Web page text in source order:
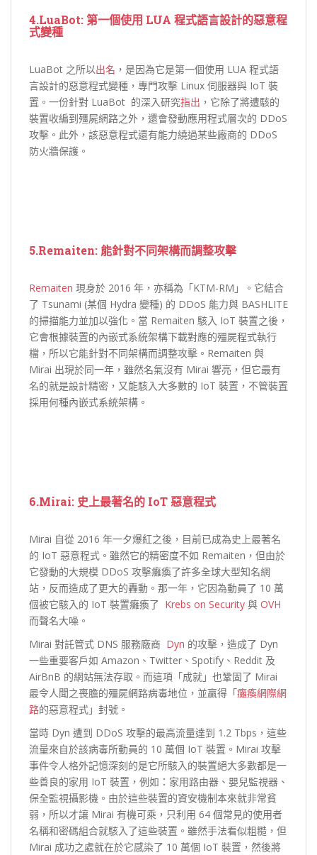
4.LuaBot: 第一個使用 LUA 程式語言設計的惡意程
式變種
LuaBot 之所以出名 ，是因為它是第一個使用 LUA 程式語
言設計的惡意程式變種，專門攻擊 Linux 伺服器與 IoT 裝
置。一份針對 LuaBot 的深入研究指出 ，它除了將遭駭的
裝置收編到殭屍網路之外，還會發動應用程式層次的 DDoS
攻擊。此外，該惡意程式還有能力繞過某些廠商的 DDoS
防火牆保護。
5.Remaiten: 能針對不同架構而調整攻擊
Remaiten 現身於 2016 年，亦稱為「KTM-RM」。它結合
了 Tsunami (某個 Hydra 變種) 的 DDoS 能力與 BASHLITE
的掃描能力並加以強化。當 Remaiten 駭入 IoT 裝置之後，
它會根據裝置的內嵌式系統架構下載對應的殭屍程式執行
檔，所以它能針對不同架構而調整攻擊。Remaiten 與
Mirai 出現於同一年，雖然名氣沒有 Mirai 響亮，但它最有
名的就是設計精密，又能駭入大多數的 IoT 裝置，不管裝置
採用何種內嵌式系統架構。
6.Mirai: 史上最著名的 IoT 惡意程式
Mirai 自從 2016 年一夕爆紅之後，目前已成為史上最著名
的 IoT 惡意程式。雖然它的精密度不如 Remaiten，但由於
它發動的大規模 DDoS 攻擊癱瘓了許多全球大型知名網
站，反而造成了更大的轟動。那一年，它因為動員了 10 萬
個被它駭入的 IoT 裝置癱瘓了 Krebs on Security 與 OVH
而聲名大噪。
Mirai 對託管式 DNS 服務廠商 Dyn 的攻擊，造成了 Dyn
一些重要客戶如 Amazon、Twitter、Spotify、Reddit 及
AirBnB 的網站無法存取。而這項「成就」也鞏固了 Mirai
最令人聞之喪膽的殭屍網路病毒地位，並贏得「癱瘓網際網
路的惡意程式」封號。
當時 Dyn 遭到 DDoS 攻擊的最高流量達到 1.2 Tbps，這些
流量來自於該病毒所動員的 10 萬個 IoT 裝置。Mirai 攻擊
事件令人格外記憶深刻的是它所駭入的裝置絕大多數都是一
些善良的家用 IoT 裝置，例如：家用路由器、嬰兒監視器、
保全監視攝影機。由於這些裝置的資安機制本來就非常貧
弱，所以才讓 Mirai 有機可乘，只利用 64 個常見的使用者
名稱和密碼組合就駭入了這些裝置。雖然手法看似粗糙，但
Mirai 成功之處就在於它感染了 10 萬個 IoT 裝置，然後將